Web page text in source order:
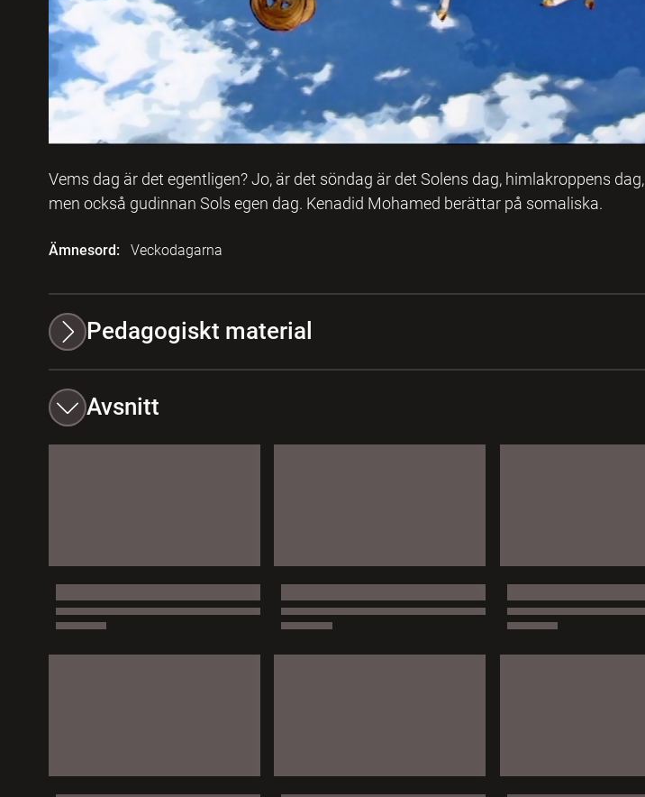
Vems dag är det egentligen? Jo, är det söndag är det Solens dag, himlakroppens dag,
men också gudinnan Sols egen dag. Kenadid Mohamed berättar på somaliska.
Ämnesord: Veckodagarna
Pedagogiskt material
Avsnitt